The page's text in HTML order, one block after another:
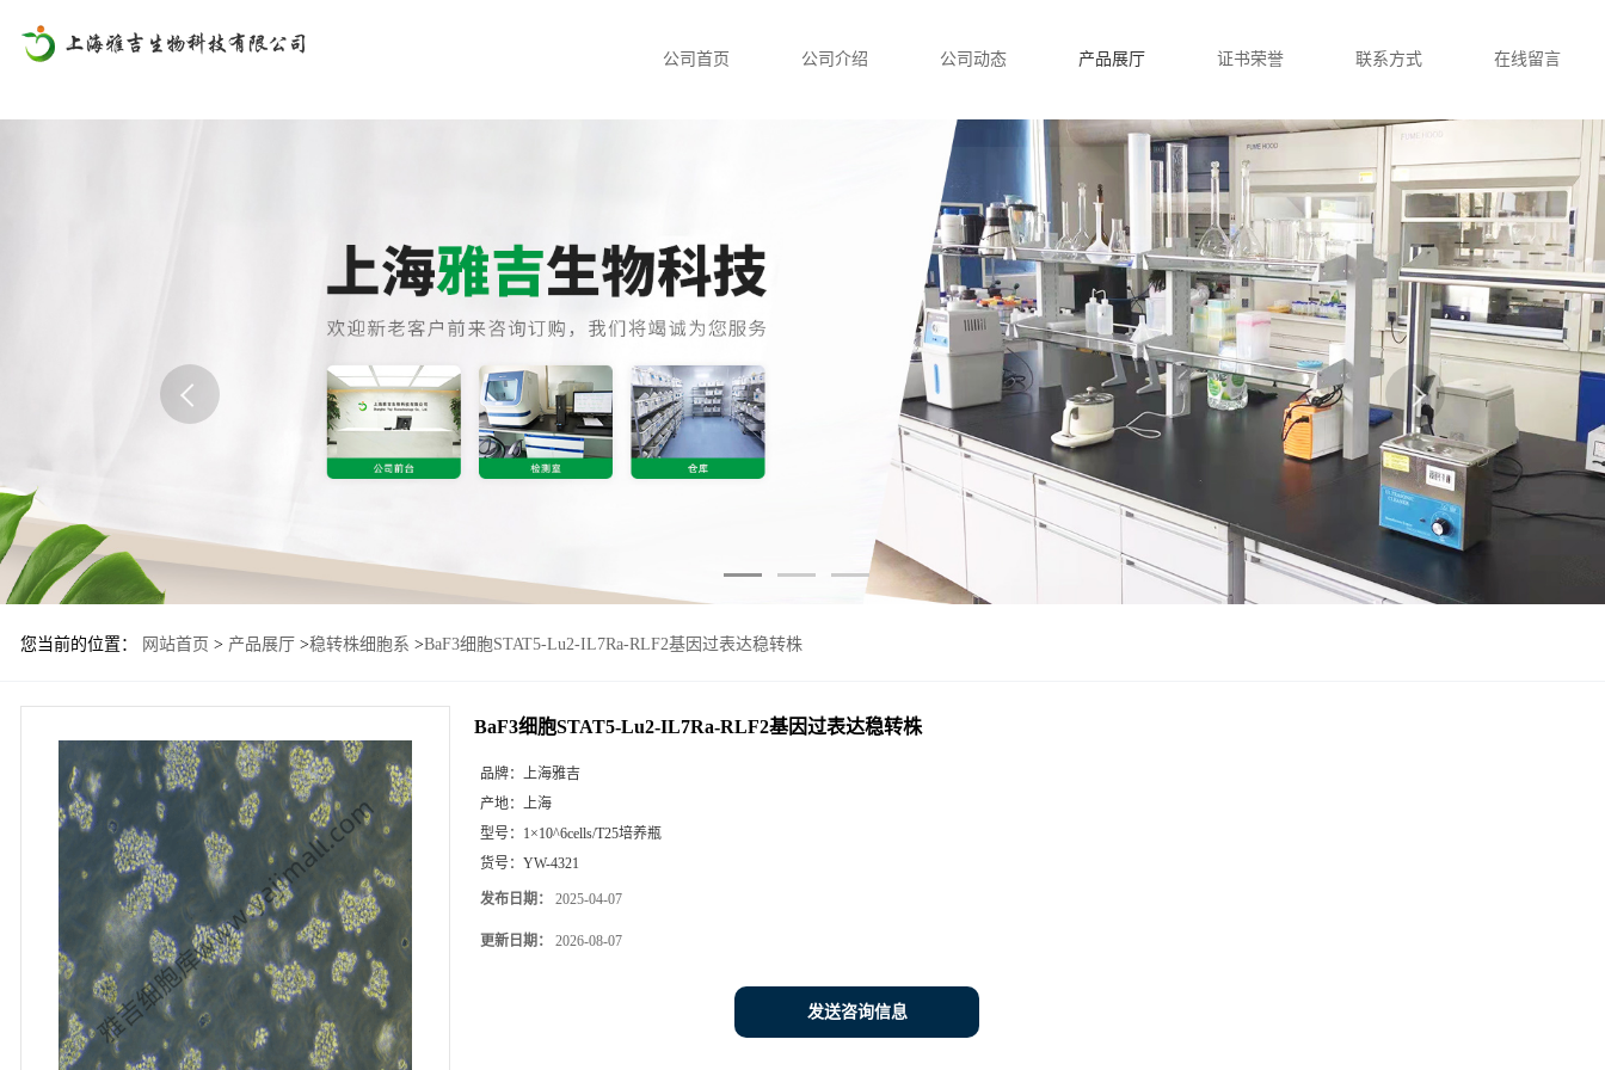
公司首页 公司介绍 公司动态 产品展厅 证书荣誉 联系方式 在线留言
您当前的位置： 网站首页 > 产品展厅 >稳转株细胞系 >BaF3细胞STAT5-Lu2-IL7Ra-RLF2基因过表达稳转株
BaF3细胞STAT5-Lu2-IL7Ra-RLF2基因过表达稳转株
品牌： 上海雅吉
产地： 上海
型号： 1×10^6cells/T25培养瓶
货号： YW-4321
发布日期： 2025-04-07
更新日期： 2026-08-07
发送咨询信息